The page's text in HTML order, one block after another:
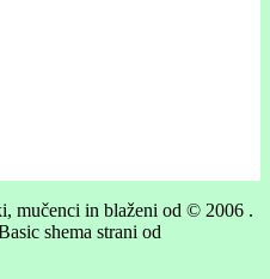
mučenci in blaženi od © 2006 .
shema strani od